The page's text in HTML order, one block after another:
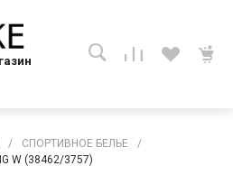
/ СПОРТИВНОЕ БЕЛЬЕ
/
W (38462/3757)